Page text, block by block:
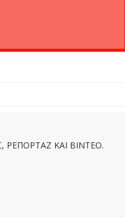
ΡΕΠΟΡΤΑΖ ΚΑΙ ΒΙΝΤΕΟ.